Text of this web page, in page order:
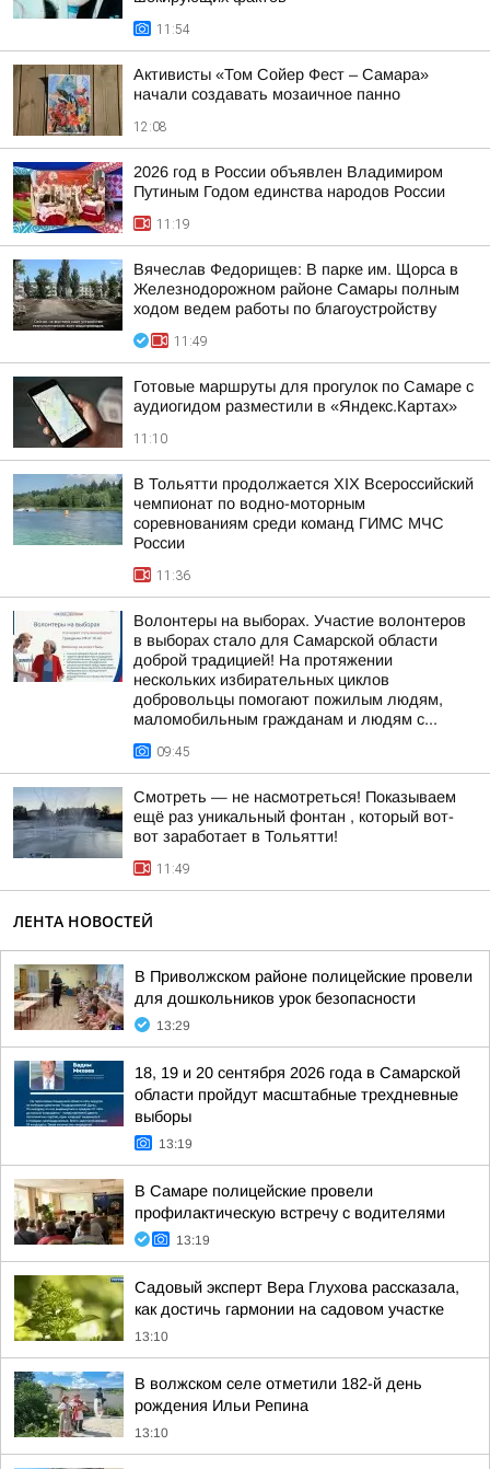
11:54
Активисты «Том Сойер Фест – Самара»
начали создавать мозаичное панно
12:08
2026 год в России объявлен Владимиром
Путиным Годом единства народов России
11:19
Вячеслав Федорищев: В парке им. Щорса в
Железнодорожном районе Самары полным
ходом ведем работы по благоустройству
11:49
Готовые маршруты для прогулок по Самаре с
аудиогидом разместили в «Яндекс.Картах»
11:10
В Тольятти продолжается XIX Всероссийский
чемпионат по водно-моторным
соревнованиям среди команд ГИМС МЧС
России
11:36
Волонтеры на выборах. Участие волонтеров
в выборах стало для Самарской области
доброй традицией! На протяжении
нескольких избирательных циклов
добровольцы помогают пожилым людям,
маломобильным гражданам и людям с...
09:45
Смотреть — не насмотреться! Показываем
ещё раз уникальный фонтан , который вот-
вот заработает в Тольятти!
11:49
ЛЕНТА НОВОСТЕЙ
В Приволжском районе полицейские провели
для дошкольников урок безопасности
13:29
18, 19 и 20 сентября 2026 года в Самарской
области пройдут масштабные трехдневные
выборы
13:19
В Самаре полицейские провели
профилактическую встречу с водителями
13:19
Садовый эксперт Вера Глухова рассказала,
как достичь гармонии на садовом участке
13:10
В волжском селе отметили 182-й день
рождения Ильи Репина
13:10